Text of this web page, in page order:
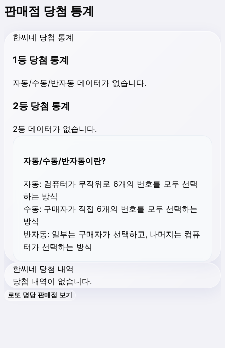
판매점 당첨 통계
한씨네 당첨 통계
1등 당첨 통계
자동/수동/반자동 데이터가 없습니다.
2등 당첨 통계
2등 데이터가 없습니다.
자동/수동/반자동이란?
자동: 컴퓨터가 무작위로 6개의 번호를 모두 선택
하는 방식
수동: 구매자가 직접 6개의 번호를 모두 선택하는
방식
반자동: 일부는 구매자가 선택하고, 나머지는 컴퓨
터가 선택하는 방식
한씨네 당첨 내역
당첨 내역이 없습니다.
로또 명당 판매점 보기